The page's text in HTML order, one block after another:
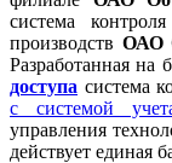
система
производств ОАО
Разработанная на
доступа система
с системой
управления
действует единая